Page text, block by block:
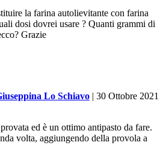
la farina autolievitante con farina
dosi dovrei usare ? Quanti grammi di
Grazie
Lo Schiavo | 30 Ottobre 2021
ed è un ottimo antipasto da fare.
volta, aggiungendo della provola a